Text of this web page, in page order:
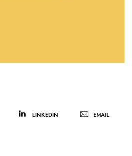
LINKEDIN EMAIL